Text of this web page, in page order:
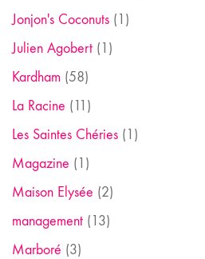
Jonjon's Coconuts (1)
Julien Agobert (1)
Kardham (58)
La Racine (11)
Les Saintes Chéries (1)
Magazine (1)
Maison Elysée (2)
management (13)
Marboré (3)